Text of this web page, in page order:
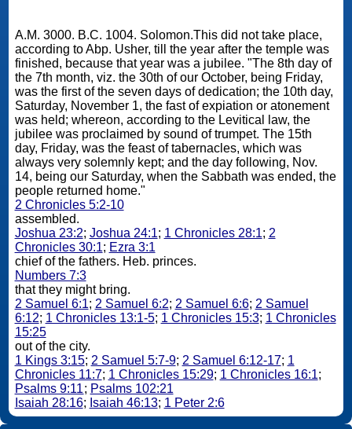
A.M. 3000. B.C. 1004. Solomon.This did not take place,
according to Abp. Usher, till the year after the temple was
finished, because that year was a jubilee. "The 8th day of
the 7th month, viz. the 30th of our October, being Friday,
was the first of the seven days of dedication; the 10th day,
Saturday, November 1, the fast of expiation or atonement
was held; whereon, according to the Levitical law, the
jubilee was proclaimed by sound of trumpet. The 15th
day, Friday, was the feast of tabernacles, which was
always very solemnly kept; and the day following, Nov.
14, being our Saturday, when the Sabbath was ended, the
people returned home."
2 Chronicles 5:2-10
assembled.
Joshua 23:2; Joshua 24:1; 1 Chronicles 28:1; 2
Chronicles 30:1; Ezra 3:1
chief of the fathers. Heb. princes.
Numbers 7:3
that they might bring.
2 Samuel 6:1; 2 Samuel 6:2; 2 Samuel 6:6; 2 Samuel
6:12; 1 Chronicles 13:1-5; 1 Chronicles 15:3; 1 Chronicles
15:25
out of the city.
1 Kings 3:15; 2 Samuel 5:7-9; 2 Samuel 6:12-17; 1
Chronicles 11:7; 1 Chronicles 15:29; 1 Chronicles 16:1;
Psalms 9:11; Psalms 102:21
Isaiah 28:16; Isaiah 46:13; 1 Peter 2:6